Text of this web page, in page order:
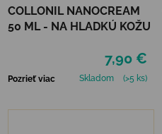
COLLONIL NANOCREAM
50 ML - NA HLADKÚ KOŽU
7,90 €
Pozrieť viac Skladom (>5 ks)